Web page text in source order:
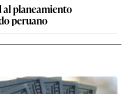
al planeamiento
peruano